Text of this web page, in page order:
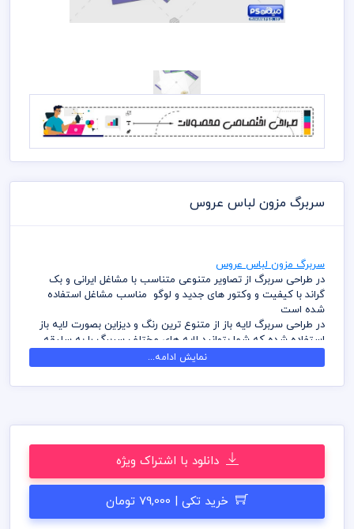
دانلود با اشتراک ویژه
خرید تکی | 79,000 تومان
سربرگ مزون لباس عروس
سربرگ مزون لباس عروس
در طراحی سربرگ از تصاویر متنوعی متناسب با مشاغل ایرانی و بک
گراند با کیفیت و وکتور های جدید و لوگو مناسب مشاغل استفاده
شده است
در طراحی سربرگ لایه باز از متنوع ترین رنگ و دیزاین بصورت لایه باز
استفاده شده که شما بتوانید لایه های مختلف سربرگ را به سلیقه
کامل ترین آرشیو لایه باز سربرگ که می توانید با خیالی راحت با تهیه
بسته های اشتراک ویژه به هزاران طرح لایه باز دسترسی و دانلود
باشد
کلیه طراحی های سربرگ بصورت لایه باز و با فرمت فتوشاپ می باشد
که می توانید جهت ویرایش از نرم افزار فتوشاپ استفاده نمائید
شما می توانید چاپ سربرگ های موجود در وب سایت میهن پی اس
دی را نزد چاپخانه مجموعه چاپ و در سراسر کشور دریافت نمائید
برای دانلود سربرگ و طرح لایه باز به صورت به صرفه می توانید از
نمایش ادامه...